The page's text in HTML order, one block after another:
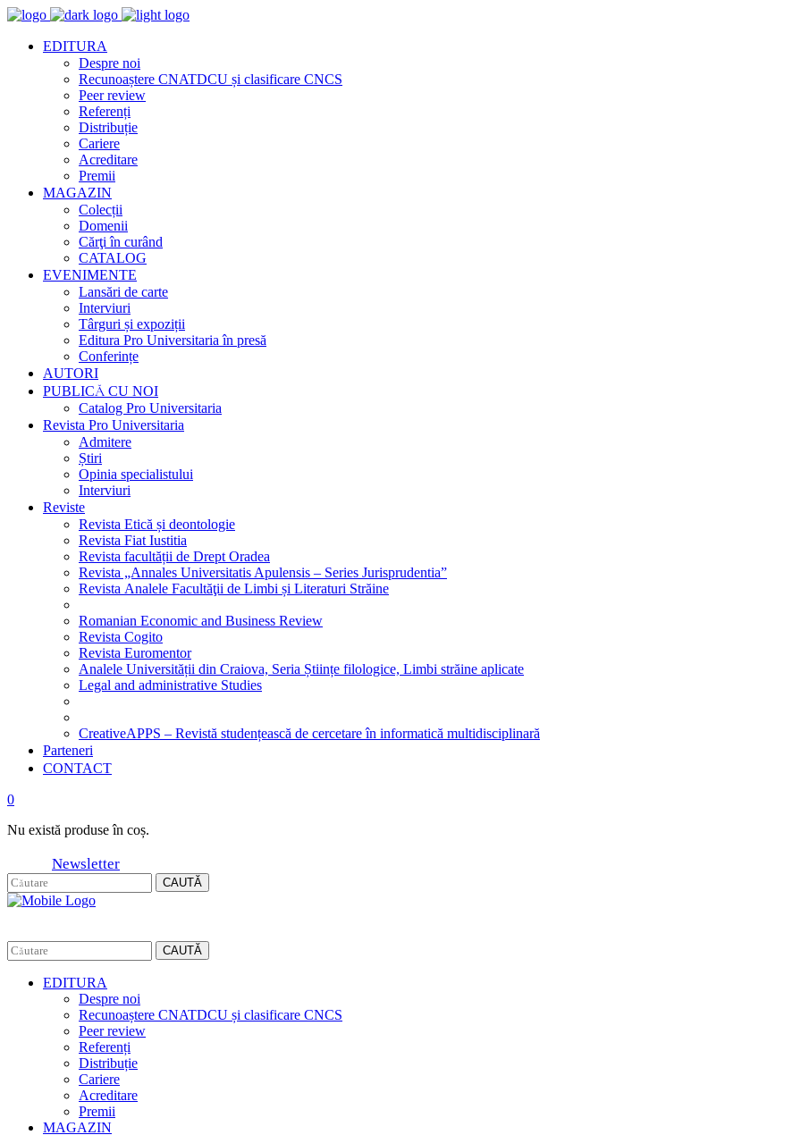
EDITURA
Despre noi
Recunoaștere CNATDCU și clasificare CNCS
Peer review
Referenți
Distribuție
Cariere
Acreditare
Premii
MAGAZIN
Colecții
Domenii
Cărţi în curând
CATALOG
EVENIMENTE
Lansări de carte
Interviuri
Târguri și expoziții
Editura Pro Universitaria în presă
Conferințe
AUTORI
PUBLICĂ CU NOI
Catalog Pro Universitaria
Revista Pro Universitaria
Admitere
Știri
Opinia specialistului
Interviuri
Reviste
Revista Etică și deontologie
Revista Fiat Iustitia
Revista facultății de Drept Oradea
Revista „Annales Universitatis Apulensis – Series Jurisprudentia”
Revista Analele Facultăţii de Limbi și Literaturi Străine
Romanian Economic and Business Review
Revista Cogito
Revista Euromentor
Analele Universității din Craiova, Seria Științe filologice, Limbi străine aplicate
Legal and administrative Studies
CreativeAPPS – Revistă studențească de cercetare în informatică multidisciplinară
Parteneri
CONTACT
0
Nu există produse în coș.
Newsletter
CAUTĂ
CAUTĂ
EDITURA
Despre noi
Recunoaștere CNATDCU și clasificare CNCS
Peer review
Referenți
Distribuție
Cariere
Acreditare
Premii
MAGAZIN